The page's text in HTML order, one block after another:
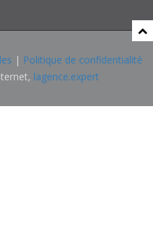
| Politique de confidentialité
lagence.expert